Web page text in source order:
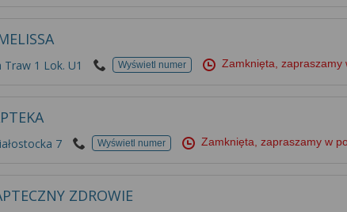
Traw 1 Lok. U1 Wyświetl numer Zamknięta, zapraszamy
7 Wyświetl numer Zamknięta, zapraszamy w
ZDROWIE